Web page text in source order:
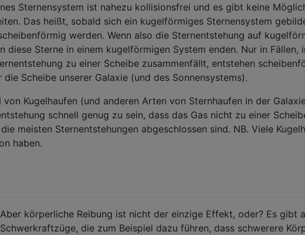
Sternensystem ist nahezu kollisionsfrei und es gibt keine
Das heißt, sobald sich ein kugelförmiges Sternensystem
werden. Wenn also die Sternentstehung auf
diese Sterne in einem kugelförmigen System enden. Nur in Fällen,
zu einer Scheibe zusammenfällt, entstehen
die Scheibe unserer Galaxie (und des Sonnensystems).
von Kugelhaufen (und anderen Arten von Sternhaufen in der
schnell genug zu sein, dass das Gas nicht zu einer
meisten Sternentstehungen abgeschlossen sind. NB. Viele
haben.
Aber körperliche Reibung ist nicht der einzige Effekt, oder? Es gibt
Schwerkraftzüge, die zum Beispiel dazu führen, dass schwerere